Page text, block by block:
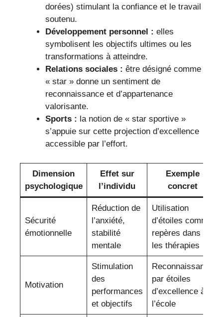
dorées) stimulant la confiance et le travail
soutenu.
Développement personnel : elles
symbolisent les objectifs ultimes ou les
transformations à atteindre.
Relations sociales : être désigné comme
« star » donne un sentiment de
reconnaissance et d’appartenance
valorisante.
Sports : la notion de « star sportive »
s’appuie sur cette projection d’excellence
accessible par l’effort.
Dimension
psychologique
Effet sur
l’individu
Exemple
concret
Sécurité
émotionnelle
Réduction de
l’anxiété,
stabilité
mentale
Utilisation
d’étoiles comme
repères dans
les thérapies
Motivation
Stimulation
des
performances
et objectifs
Reconnaissance
par étoiles
d’excellence à
l’école